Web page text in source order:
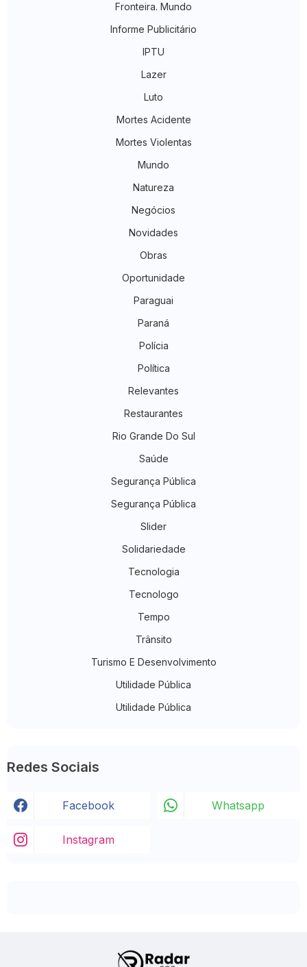
Fronteira. Mundo
Informe Publicitário
IPTU
Lazer
Luto
Mortes Acidente
Mortes Violentas
Mundo
Natureza
Negócios
Novidades
Obras
Oportunidade
Paraguai
Paraná
Polícia
Política
Relevantes
Restaurantes
Rio Grande Do Sul
Saúde
Segurança Pública
Segurança Pública
Slider
Solidariedade
Tecnologia
Tecnologo
Tempo
Trânsito
Turismo E Desenvolvimento
Utilidade Pública
Utilidade Pública
Redes Sociais
Facebook Whatsapp
Instagram